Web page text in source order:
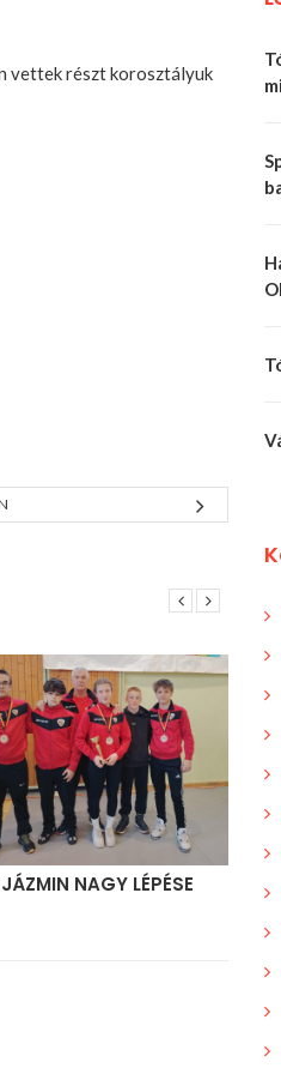
vettek részt korosztályuk
NAGY LÉPÉSE